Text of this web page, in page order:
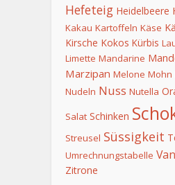
Hefeteig Heidelbeere
Kakau Kartoffeln Käse
Kirsche Kokos Kürbis
Limette Mandarine
Marzipan Melone Mohn
Nudeln Nuss Nutella
Salat Schinken
Streusel Süssigkeit
Umrechnungstabelle
Zitrone